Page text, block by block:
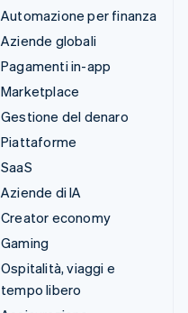
Automazione per finanza
Aziende globali
Pagamenti in-app
Marketplace
Gestione del denaro
Piattaforme
SaaS
Aziende di IA
Creator economy
Gaming
Ospitalità, viaggi e
tempo libero